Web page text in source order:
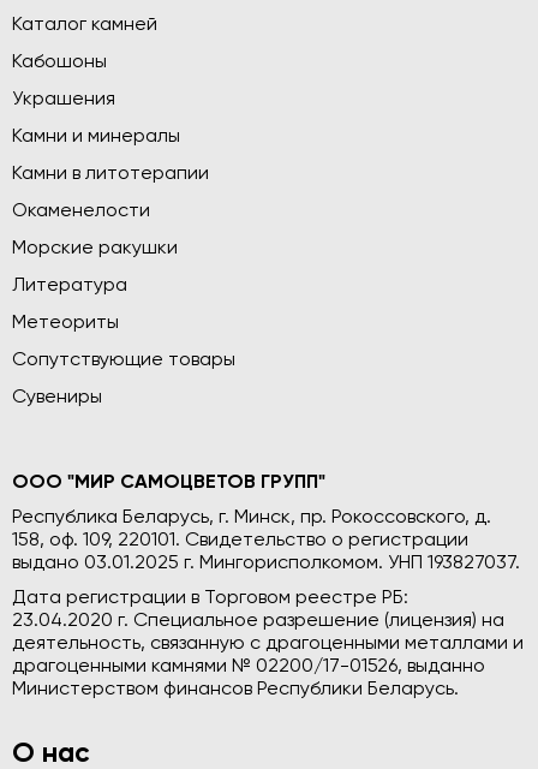
Каталог камней
Кабошоны
Украшения
Камни и минералы
Камни в литотерапии
Окаменелости
Морские ракушки
Литература
Метеориты
Сопутствующие товары
Сувениры
ООО "МИР САМОЦВЕТОВ ГРУПП"
Республика Беларусь, г. Минск, пр. Рокоссовского, д.
158, оф. 109, 220101. Свидетельство о регистрации
выдано 03.01.2025 г. Мингорисполкомом. УНП 193827037.
Дата регистрации в Торговом реестре РБ:
23.04.2020 г. Специальное разрешение (лицензия) на
деятельность, связанную с драгоценными металлами и
драгоценными камнями № 02200/17-01526, выданно
Министерством финансов Республики Беларусь.
О нас